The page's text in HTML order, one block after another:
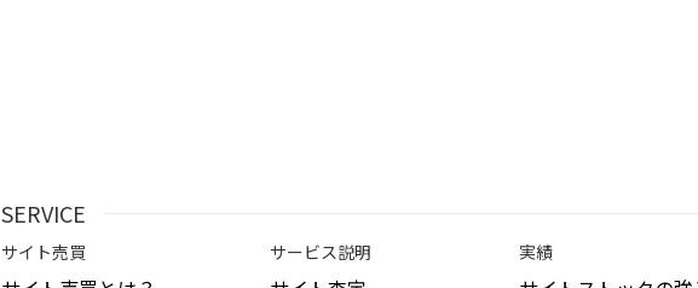
SERVICE
サイト売買 サービス説明 実績